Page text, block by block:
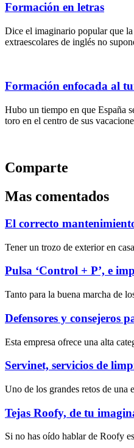
Formación en letras
Dice el imaginario popular que la
extraescolares de inglés no
Formación enfocada al
Hubo un tiempo en que España
toro en el centro de sus
Comparte
Mas comentados
El correcto
Tener un trozo de exterior en
Pulsa ‘Control + P’, e
Tanto para la buena marcha de
Defensores y consejeros
Esta empresa ofrece una alta
Servinet, servicios de
Uno de los grandes retos de una
Tejas Roofy, de tu
Si no has oído hablar de Roofy